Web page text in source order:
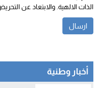
الذات الالهية. والابتعاد عن
أخبار وطنية